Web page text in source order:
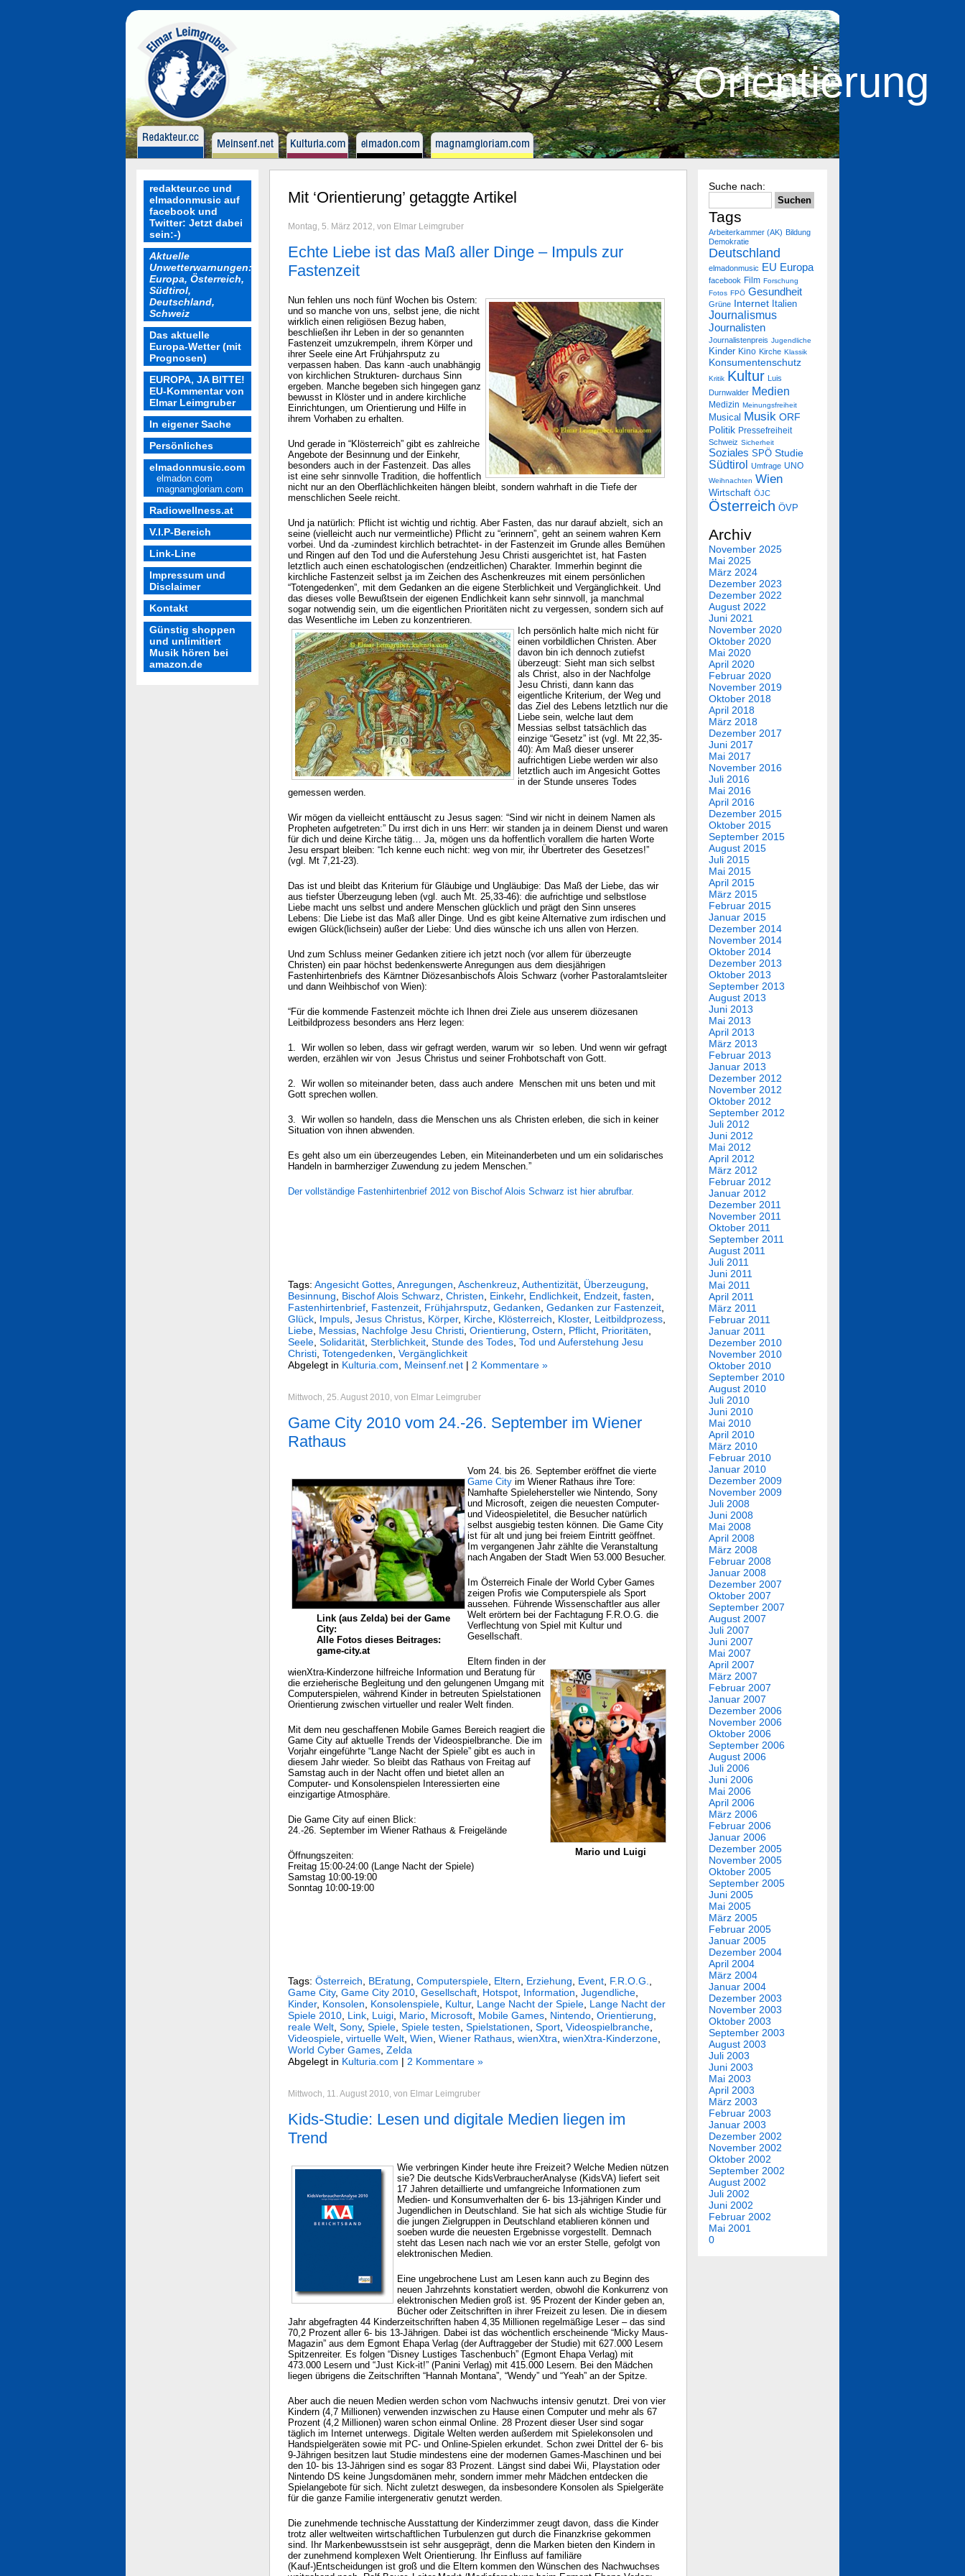
Orientierung
redakteur.cc und
elmadonmusic auf
facebook und
Twitter: Jetzt dabei
sein:-)
Aktuelle
Unwetterwarnungen:
Europa, Österreich,
Südtirol,
Deutschland,
Schweiz
Das aktuelle
Europa-Wetter (mit
Prognosen)
EUROPA, JA BITTE!
EU-Kommentar von
Elmar Leimgruber
In eigener Sache
Persönliches
elmadonmusic.com
elmadon.com
magnamgloriam.com
Radiowellness.at
V.I.P-Bereich
Link-Line
Impressum und
Disclaimer
Kontakt
Günstig shoppen
und unlimitiert
Musik hören bei
amazon.de
Mit ‘Orientierung’ getaggte Artikel
Montag, 5. März 2012, von Elmar Leimgruber
Echte Liebe ist das Maß aller Dinge – Impuls zur
Fastenzeit
Nun fehlen uns noch fünf Wochen bis Ostern:
und so manche von uns, selbst jene, die nicht
wirklich einen religiösen Bezug haben,
beschließen ihr Leben in der so genannten
Fastenzeit umzukrempeln, ihrem Körper und
ihrer Seele eine Art Frühjahrsputz zu
verpassen haben. Das kann -auch unabhängig
von kirchlichen Strukturen- durchaus Sinn
ergeben. Manche begeben sich hingegen ganz
bewusst in Klöster und in andere kirchliche
Einrichtungen, um Orientierung und Hilfe in
ihrem Vorhaben zu erhalten.
Und gerade in “Klösterreich” gibt es zahlreiche
Angebote der Besinnung und der Einkehr,
besonders auch in der Fastenzeit. Das alles
ist eine sehr sinnvolle Tradition, die hoffentlich
nicht nur an den Oberflächlichkeiten hängen bleibt, sondern wahrhaft in die Tiefe der
menschlichen Seele reicht.
Und ja natürlich: Pflicht ist wichtig und richtig. Aber Fasten, das nur darauf abzielt, sich an
seine (vielleicht auch nur vermeintliche) Pflicht zu “erinnern”, geht an seinem wahren Kern
vorbei. Und da -zumindest kirchlich betrachtet- in der Fastenzeit im Grunde alles Bemühen
und Ringen auf den Tod und die Auferstehung Jesu Christi ausgerichtet ist, hat Fasten
letztlich auch einen eschatologischen (endzeitlichen) Charakter. Immerhin beginnt die
kirchliche Fastenzeit selbst ja im Zeichen des Aschenkreuzes mit einem persönlichen
“Totengedenken”, mit dem Gedanken an die eigene Sterblichkeit und Vergänglichkeit. Und
das dieses volle Bewußtsein der eigenen Endlichkeit kann sehr sinnvoll, ja manchmal
sogar notwendig sein, um die eigentlichen Prioritäten nicht zu vergessen, sondern sich auf
das Wesentliche im Leben zu konzentrieren.
Ich persönlich halte mich nicht für
einen vorbildlichen Christen. Aber
davon bin ich dennoch zutiefst
überzeugt: Sieht man sich selbst
als Christ, also in der Nachfolge
Jesu Christi, dann kann das
eigentliche Kriterium, der Weg und
das Ziel des Lebens letztlich nur die
Liebe sein, welche laut dem
Messias selbst tatsächlich das
einzige “Gesetz” ist (vgl. Mt 22,35-
40): Am Maß dieser unserer
aufrichtigen Liebe werden wir also
letztlich auch im Angesicht Gottes
in der Stunde unseres Todes
gemessen werden.
Wir mögen da vielleicht enttäuscht zu Jesus sagen: “Sind wir nicht in deinem Namen als
Propheten aufgetreten:” Du irrst dich in uns Herr: wir standen ja in deinem Dienst und waren
für dich und deine Kirche tätig… Ja, mögen uns da hoffentlich vorallem die harten Worte
Jesu erspart bleiben: “Ich kenne euch nicht: weg von mir, ihr Übertreter des Gesetzes!”
(vgl. Mt 7,21-23).
Das ist und bleibt das Kriterium für Gläubige und Ungläubige: Das Maß der Liebe, das wir
aus tiefster Überzeugung leben (vgl. auch Mt. 25,33-46): die aufrichtige und selbstlose
Liebe macht uns selbst und andere Menschen glücklich und prägt den Sinn unseres
Lebens: Die Liebe ist das Maß aller Dinge. Und es gibt keine Alternative zum irdischen und
ewigen Glück(lichsein) außer der Liebe: Und dies wünsche ich uns allen von Herzen.
Und zum Schluss meiner Gedanken zitiere ich jetzt noch (vor allem für überzeugte
Christen) ein paar höchst bedenkenswerte Anregungen aus dem diesjährigen
Fastenhirtenbriefs des Kärntner Diözesanbischofs Alois Schwarz (vorher Pastoralamtsleiter
und dann Weihbischof von Wien):
“Für die kommende Fastenzeit möchte ich Ihnen drei Ziele aus unserem diözesanen
Leitbildprozess besonders ans Herz legen:
1. Wir wollen so leben, dass wir gefragt werden, warum wir so leben. Und wenn wir gefragt
werden, erzählen wir von Jesus Christus und seiner Frohbotschaft von Gott.
2. Wir wollen so miteinander beten, dass auch andere Menschen mit uns beten und mit
Gott sprechen wollen.
3. Wir wollen so handeln, dass die Menschen uns als Christen erleben, die sich in keiner
Situation von ihnen abwenden.
Es geht also um ein überzeugendes Leben, ein Miteinanderbeten und um ein solidarisches
Handeln in barmherziger Zuwendung zu jedem Menschen.”
Der vollständige Fastenhirtenbrief 2012 von Bischof Alois Schwarz ist hier abrufbar.
Tags: Angesicht Gottes Anregungen Aschenkreuz Authentizität Überzeugung
Besinnung
Bischof Alois Schwarz Christen Einkehr, Endlichkeit Endzeit fasten
Fastenhirtenbrief Fastenzeit Frühjahrsputz Gedanken Gedanken zur Fastenzeit
Glück Impuls Jesus Christus Körper, Kirche Klösterreich Kloster, Leitbildprozess
Liebe Messias Nachfolge Jesu Christi Orientierung Ostern Pflicht Prioritäten
Seele Solidarität Sterblichkeit Stunde des Todes Tod und Auferstehung Jesu
Christi Totengedenken Vergänglichkeit
Abgelegt in Kulturia.com Meinsenf.net | 2 Kommentare »
Mittwoch, 25. August 2010, von Elmar Leimgruber
Game City 2010 vom 24.-26. September im Wiener
Rathaus
Link (aus Zelda) bei der Game
City:
Alle Fotos dieses Beitrages:
game-city.at
Vom 24. bis 26. September eröffnet die vierte
Game City im Wiener Rathaus ihre Tore:
Namhafte Spielehersteller wie Nintendo, Sony
und Microsoft, zeigen die neuesten Computer-
und Videospieletitel, die Besucher natürlich
selbst ausgiebig testen können. Die Game City
ist für alt und jung bei freiem Eintritt geöffnet.
Im vergangenen Jahr zählte die Veranstaltung
nach Angaben der Stadt Wien 53.000 Besucher.
Im Österreich Finale der World Cyber Games
zeigen Profis wie Computerspiele als Sport
aussehen. Führende Wissenschaftler aus aller
Welt erörtern bei der Fachtagung F.R.O.G. die
Verflechtung von Spiel mit Kultur und
Gesellschaft.
Mario und Luigi
Eltern finden in der
wienXtra-Kinderzone hilfreiche Information und Beratung für
die erzieherische Begleitung und den gelungenen Umgang mit
Computerspielen, während Kinder in betreuten Spielstationen
Orientierung zwischen virtueller und realer Welt finden.
Mit dem neu geschaffenen Mobile Games Bereich reagiert die
Game City auf aktuelle Trends der Videospielbranche. Die im
Vorjahr eingeführte “Lange Nacht der Spiele” gibt es auch in
diesem Jahr wieder. So bleibt das Rathaus von Freitag auf
Samstag auch in der Nacht offen und bietet allen an
Computer- und Konsolenspielen Interessierten eine
einzigartige Atmosphäre.
Die Game City auf einen Blick:
24.-26. September im Wiener Rathaus & Freigelände
Öffnungszeiten:
Freitag 15:00-24:00 (Lange Nacht der Spiele)
Samstag 10:00-19:00
Sonntag 10:00-19:00
Tags: Österreich BEratung Computerspiele Eltern Erziehung Event F.R.O.G.
Game City, Game City 2010 Gesellschaft Hotspot Information Jugendliche
Kinder, Konsolen Konsolenspiele Kultur, Lange Nacht der Spiele Lange Nacht der
Spiele 2010 Link Luigi Mario Microsoft Mobile Games Nintendo Orientierung
reale Welt Sony, Spiele Spiele testen Spielstationen Sport Videospielbranche
Videospiele virtuelle Welt Wien Wiener Rathaus wienXtra wienXtra-Kinderzone
World Cyber Games Zelda
Abgelegt in Kulturia.com | 2 Kommentare »
Mittwoch, 11. August 2010, von Elmar Leimgruber
Kids-Studie: Lesen und digitale Medien liegen im
Trend
Wie verbringen Kinder heute ihre Freizeit? Welche Medien nützen
sie? Die deutsche KidsVerbraucherAnalyse (KidsVA) liefert seit
17 Jahren detaillierte und umfangreiche Informationen zum
Medien- und Konsumverhalten der 6- bis 13-jährigen Kinder und
Jugendlichen in Deutschland. Sie hat sich als wichtige Studie für
die jungen Zielgruppen in Deutschland etablieren können und
soeben wurde die neuesten Ergebnisse vorgestellt. Demnach
steht das Lesen nach nach wie vor an erster Stelle, gefolgt von
elektronischen Medien.
Eine ungebrochene Lust am Lesen kann auch zu Beginn des
neuen Jahrzehnts konstatiert werden, obwohl die Konkurrenz von
elektronischen Medien groß ist. 95 Prozent der Kinder geben an,
Bücher oder Zeitschriften in ihrer Freizeit zu lesen. Die in diesem
Jahr abgefragten 44 Kinderzeitschriften haben 4,35 Millionen regelmäßige Leser – das sind
70,2 Prozent aller 6- bis 13-Jährigen. Dabei ist das wöchentlich erscheinende “Micky Maus-
Magazin” aus dem Egmont Ehapa Verlag (der Auftraggeber der Studie) mit 627.000 Lesern
Spitzenreiter. Es folgen “Disney Lustiges Taschenbuch” (Egmont Ehapa Verlag) mit
473.000 Lesern und “Just Kick-it!” (Panini Verlag) mit 415.000 Lesern. Bei den Mädchen
liegen übrigens die Zeitschriften “Hannah Montana”, “Wendy” und “Yeah” an der Spitze.
Aber auch die neuen Medien werden schon vom Nachwuchs intensiv genutzt. Drei von vier
Kindern (4,7 Millionen) verwenden inzwischen zu Hause einen Computer und mehr als 67
Prozent (4,2 Millionen) waren schon einmal Online. 28 Prozent dieser User sind sogar
täglich im Internet unterwegs. Digitale Welten werden außerdem mit Spielekonsolen und
Handspielgeräten sowie mit PC- und Online-Spielen erkundet. Schon zwei Drittel der 6- bis
9-Jährigen besitzen laut Studie mindestens eine der modernen Games-Maschinen und bei
den 10- bis 13-Jährigen sind es sogar 83 Prozent. Längst sind dabei Wii, Playstation oder
Nintendo DS keine Jungsdomänen mehr, sondern immer mehr Mädchen entdecken die
Spielangebote für sich. Nicht zuletzt deswegen, da insbesondere Konsolen als Spielgeräte
für die ganze Familie intergenerativ genutzt werden.
Die zunehmende technische Ausstattung der Kinderzimmer zeugt davon, dass die Kinder
trotz aller weltweiten wirtschaftlichen Turbulenzen gut durch die Finanzkrise gekommen
sind. Ihr Markenbewusstsein ist sehr ausgeprägt, denn die Marken bieten den Kindern in
der zunehmend komplexen Welt Orientierung. Ihr Einfluss auf familiäre
(Kauf-)Entscheidungen ist groß und die Eltern kommen den Wünschen des Nachwuchses
Suche nach:
Tags
Arbeiterkammer (AK) Bildung
Demokratie
Deutschland
elmadonmusic EU Europa
facebook Film Forschung
Fotos FPÖ Gesundheit
Grüne Internet Italien
Journalismus
Journalisten
Journalistenpreis Jugendliche
Kinder Kino Kirche Klassik
Konsumentenschutz
Kritik Kultur Luis
Durnwalder Medien
Medizin Meinungsfreiheit
Musical Musik ORF
Politik Pressefreiheit
Schweiz Sicherheit
Soziales SPÖ Studie
Südtirol Umfrage UNO
Weihnachten Wien
Wirtschaft ÖJC
Österreich ÖVP
Archiv
November 2025
Mai 2025
März 2024
Dezember 2023
Dezember 2022
August 2022
Juni 2021
November 2020
Oktober 2020
Mai 2020
April 2020
Februar 2020
November 2019
Oktober 2018
April 2018
März 2018
Dezember 2017
Juni 2017
Mai 2017
November 2016
Juli 2016
Mai 2016
April 2016
Dezember 2015
Oktober 2015
September 2015
August 2015
Juli 2015
Mai 2015
April 2015
März 2015
Februar 2015
Januar 2015
Dezember 2014
November 2014
Oktober 2014
Dezember 2013
Oktober 2013
September 2013
August 2013
Juni 2013
Mai 2013
April 2013
März 2013
Februar 2013
Januar 2013
Dezember 2012
November 2012
Oktober 2012
September 2012
Juli 2012
Juni 2012
Mai 2012
April 2012
März 2012
Februar 2012
Januar 2012
Dezember 2011
November 2011
Oktober 2011
September 2011
August 2011
Juli 2011
Juni 2011
Mai 2011
April 2011
März 2011
Februar 2011
Januar 2011
Dezember 2010
November 2010
Oktober 2010
September 2010
August 2010
Juli 2010
Juni 2010
Mai 2010
April 2010
März 2010
Februar 2010
Januar 2010
Dezember 2009
November 2009
Juli 2008
Juni 2008
Mai 2008
April 2008
März 2008
Februar 2008
Januar 2008
Dezember 2007
Oktober 2007
September 2007
August 2007
Juli 2007
Juni 2007
Mai 2007
April 2007
März 2007
Februar 2007
Januar 2007
Dezember 2006
November 2006
Oktober 2006
September 2006
August 2006
Juli 2006
Juni 2006
Mai 2006
April 2006
März 2006
Februar 2006
Januar 2006
Dezember 2005
November 2005
Oktober 2005
September 2005
Juni 2005
Mai 2005
März 2005
Februar 2005
Januar 2005
Dezember 2004
April 2004
März 2004
Januar 2004
Dezember 2003
November 2003
Oktober 2003
September 2003
August 2003
Juli 2003
Juni 2003
Mai 2003
April 2003
März 2003
Februar 2003
Januar 2003
Dezember 2002
November 2002
Oktober 2002
September 2002
August 2002
Juli 2002
Juni 2002
Februar 2002
Mai 2001
0